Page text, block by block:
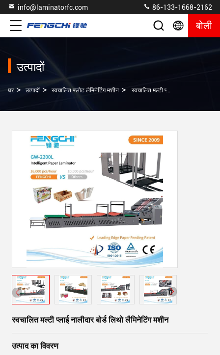
info@laminatorfc.com 86-133-1668-2162
बोली
उत्पादों
घर > उत्पादों > स्वचालित फ्लोट लेमिनेटिंग मशीन > स्वचालित मल्टी प्लाई नालीदार बोर्ड लिथो लैमिनेटिंग मशीन
स्वचालित मल्टी प्लाई नालीदार बोर्ड लिथो लैमिनेटिंग मशीन
उत्पाद का विवरण